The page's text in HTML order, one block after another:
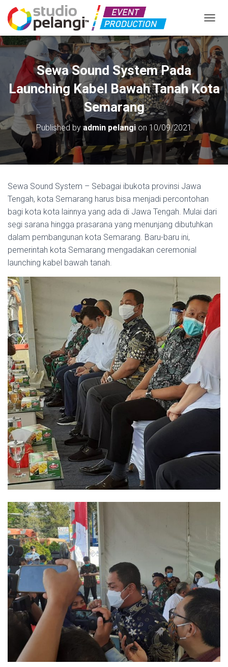
Sewa Sound System Pada
Launching Kabel Bawah Tanah Kota
Semarang
Published by admin pelangi on 10/09/2021
Sewa Sound System – Sebagai ibukota provinsi Jawa
Tengah, kota Semarang harus bisa menjadi percontohan
bagi kota kota lainnya yang ada di Jawa Tengah. Mulai dari
segi sarana hingga prasarana yang menunjang dibutuhkan
dalam pembangunan kota Semarang. Baru-baru ini,
pemerintah kota Semarang mengadakan ceremonial
launching kabel bawah tanah.